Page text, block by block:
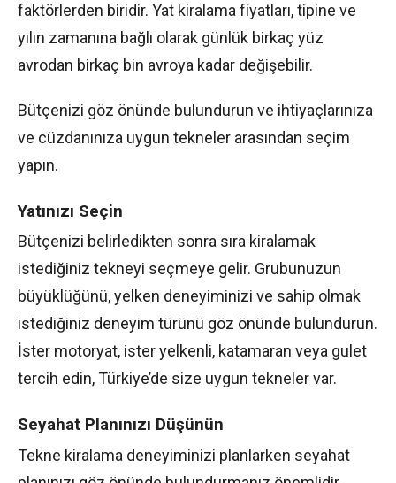
faktörlerden biridir. Yat kiralama fiyatları, tipine ve
yılın zamanına bağlı olarak günlük birkaç yüz
avrodan birkaç bin avroya kadar değişebilir.
Bütçenizi göz önünde bulundurun ve ihtiyaçlarınıza
ve cüzdanınıza uygun tekneler arasından seçim
yapın.
Yatınızı Seçin
Bütçenizi belirledikten sonra sıra kiralamak
istediğiniz tekneyi seçmeye gelir. Grubunuzun
büyüklüğünü, yelken deneyiminizi ve sahip olmak
istediğiniz deneyim türünü göz önünde bulundurun.
İster motoryat, ister yelkenli, katamaran veya gulet
tercih edin, Türkiye’de size uygun tekneler var.
Seyahat Planınızı Düşünün
Tekne kiralama deneyiminizi planlarken seyahat